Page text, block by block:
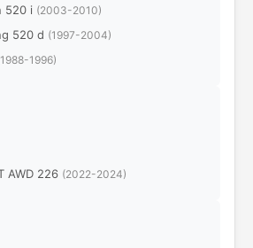
520 i (2003-2010)
520 d (1997-2004)
1996)
AWD 226 (2022-2024)